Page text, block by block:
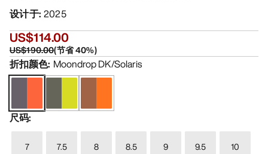
设计于: 2025
US$114.00
US$190.00(节省40%)
折扣颜色: Moondrop DK/Solaris
尺码:
7 7.5 8 8.5 9 9.5 10